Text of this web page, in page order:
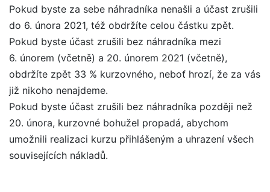
Pokud byste za sebe náhradníka nenašli a účast zrušili
do 6. února 2021, též obdržíte celou částku zpět.
Pokud byste účast zrušili bez náhradníka mezi
6. únorem (včetně) a 20. únorem 2021 (včetně),
obdržíte zpět 33 % kurzovného, neboť hrozí, že za vás
již nikoho nenajdeme.
Pokud byste účast zrušili bez náhradníka později než
20. února, kurzovné bohužel propadá, abychom
umožnili realizaci kurzu přihlášeným a uhrazení všech
souvisejících nákladů.